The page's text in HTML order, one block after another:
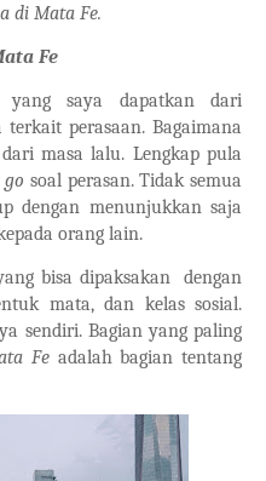
di Mata Fe.
Fe
saya dapatkan dari
perasaan. Bagaimana
masa lalu. Lengkap pula
soal perasan. Tidak semua
dengan menunjukkan saja
orang lain.
bisa dipaksakan dengan
mata, dan kelas sosial.
sendiri. Bagian yang paling
Fe adalah bagian tentang